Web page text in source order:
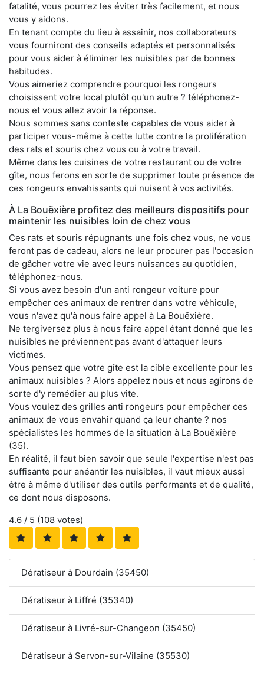
fatalité, vous pourrez les éviter très facilement, et nous
vous y aidons.
En tenant compte du lieu à assainir, nos collaborateurs
vous fourniront des conseils adaptés et personnalisés
pour vous aider à éliminer les nuisibles par de bonnes
habitudes.
Vous aimeriez comprendre pourquoi les rongeurs
choisissent votre local plutôt qu'un autre ? téléphonez-
nous et vous allez avoir la réponse.
Nous sommes sans conteste capables de vous aider à
participer vous-même à cette lutte contre la prolifération
des rats et souris chez vous ou à votre travail.
Même dans les cuisines de votre restaurant ou de votre
gîte, nous ferons en sorte de supprimer toute présence de
ces rongeurs envahissants qui nuisent à vos activités.
À La Bouëxière profitez des meilleurs dispositifs pour
maintenir les nuisibles loin de chez vous
Ces rats et souris répugnants une fois chez vous, ne vous
feront pas de cadeau, alors ne leur procurer pas l'occasion
de gâcher votre vie avec leurs nuisances au quotidien,
téléphonez-nous.
Si vous avez besoin d'un anti rongeur voiture pour
empêcher ces animaux de rentrer dans votre véhicule,
vous n'avez qu'à nous faire appel à La Bouëxière.
Ne tergiversez plus à nous faire appel étant donné que les
nuisibles ne préviennent pas avant d'attaquer leurs
victimes.
Vous pensez que votre gîte est la cible excellente pour les
animaux nuisibles ? Alors appelez nous et nous agirons de
sorte d'y remédier au plus vite.
Vous voulez des grilles anti rongeurs pour empêcher ces
animaux de vous envahir quand ça leur chante ? nos
spécialistes les hommes de la situation à La Bouëxière
(35).
En réalité, il faut bien savoir que seule l'expertise n'est pas
suffisante pour anéantir les nuisibles, il vaut mieux aussi
être à même d'utiliser des outils performants et de qualité,
ce dont nous disposons.
4.6 / 5 (108 votes)
Dératiseur à Dourdain (35450)
Dératiseur à Liffré (35340)
Dératiseur à Livré-sur-Changeon (35450)
Dératiseur à Servon-sur-Vilaine (35530)